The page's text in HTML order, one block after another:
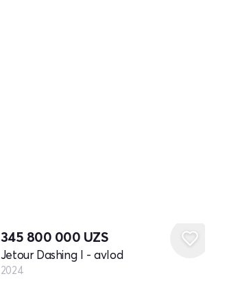
345 800 000 UZS
Jetour Dashing I - avlod
2024